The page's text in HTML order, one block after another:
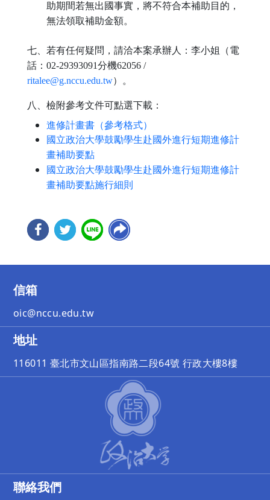
助期間若無出國事實，將不符合本補助目的，
無法領取補助金額。
七、若有任何疑問，請洽本案承辦人：李小姐（電
話：02-29393091分機62056 /
ritalee@g.nccu.edu.tw）。
八、檢附參考文件可點選下載：
進修計畫書（參考格式）
國立政治大學鼓勵學生赴國外進行短期進修計
畫補助要點
國立政治大學鼓勵學生赴國外進行短期進修計
畫補助要點施行細則
信箱
oic@nccu.edu.tw
地址
116011 臺北市文山區指南路二段64號 行政大樓8樓
聯絡我們